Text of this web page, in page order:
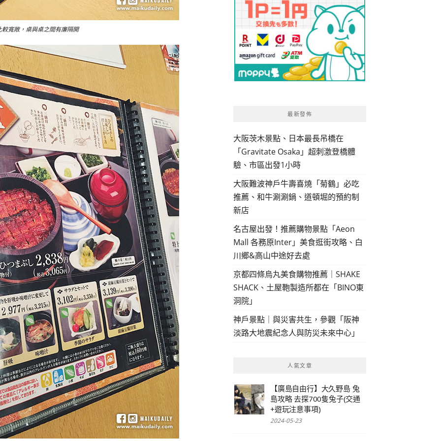
較寬敞，桌與桌之間有廉隔開
最新發佈
大阪茨木景點、日本最長吊橋在
「Gravitate Osaka」超刺激登橋體
驗、市區出發1小時
大阪難波神戶牛壽喜燒「菊鶴」必吃
推薦、和牛涮涮鍋、道頓堀的預約制
新店
名古屋出發！推薦購物景點「Aeon
Mall 各務原Inter」美食逛街攻略、白
川鄉&高山中途好去處
京都四條烏丸美食購物推薦｜SHAKE
SHACK、土屋鞄製造所都在「BINO東
洞院」
神戶景點｜與災害共生，參觀「阪神
淡路大地震紀念人與防災未來中心」
人氣文章
【廣島自由行】大久野島 兔
島攻略 去探700隻兔子(交通
+遊玩注意事項)
2024-05-23